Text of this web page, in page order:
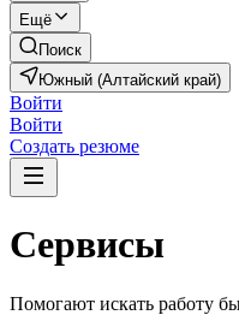
Ещё
Поиск
Южный (Алтайский край)
Войти
Войти
Создать резюме
Сервисы
Помогают искать работу